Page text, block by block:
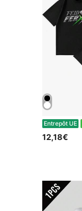
Entrepôt UE
12,18€